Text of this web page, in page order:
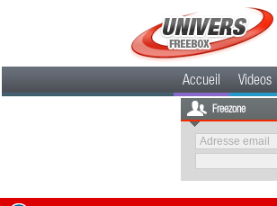
Accueil Videos
Freezone